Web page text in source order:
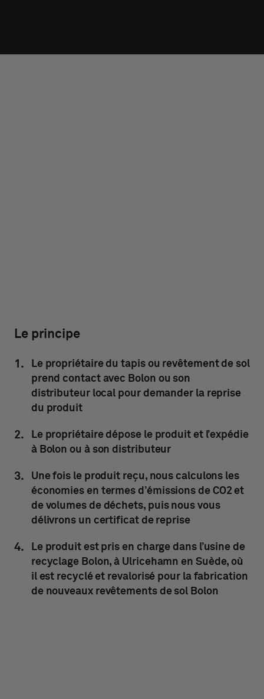
Le principe
Le propriétaire du tapis ou revêtement de sol
prend contact avec Bolon ou son
distributeur local pour demander la reprise
du produit
Le propriétaire dépose le produit et l’expédie
à Bolon ou à son distributeur
Une fois le produit reçu, nous calculons les
économies en termes d’émissions de CO2 et
de volumes de déchets, puis nous vous
délivrons un certificat de reprise
Le produit est pris en charge dans l’usine de
recyclage Bolon, à Ulricehamn en Suède, où
il est recyclé et revalorisé pour la fabrication
de nouveaux revêtements de sol Bolon